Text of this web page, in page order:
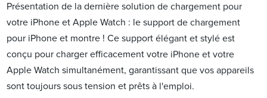
Présentation de la dernière solution de chargement pour
votre iPhone et Apple Watch : le support de chargement
pour iPhone et montre ! Ce support élégant et stylé est
conçu pour charger efficacement votre iPhone et votre
Apple Watch simultanément, garantissant que vos appareils
sont toujours sous tension et prêts à l'emploi.